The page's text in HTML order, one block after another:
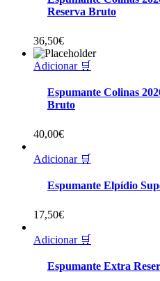
Reserva Bruto
36,50€
Adicionar 🛒
Espumante Colinas
Bruto
40,00€
Adicionar 🛒
Espumante Elpídio
17,50€
Adicionar 🛒
Espumante Extra